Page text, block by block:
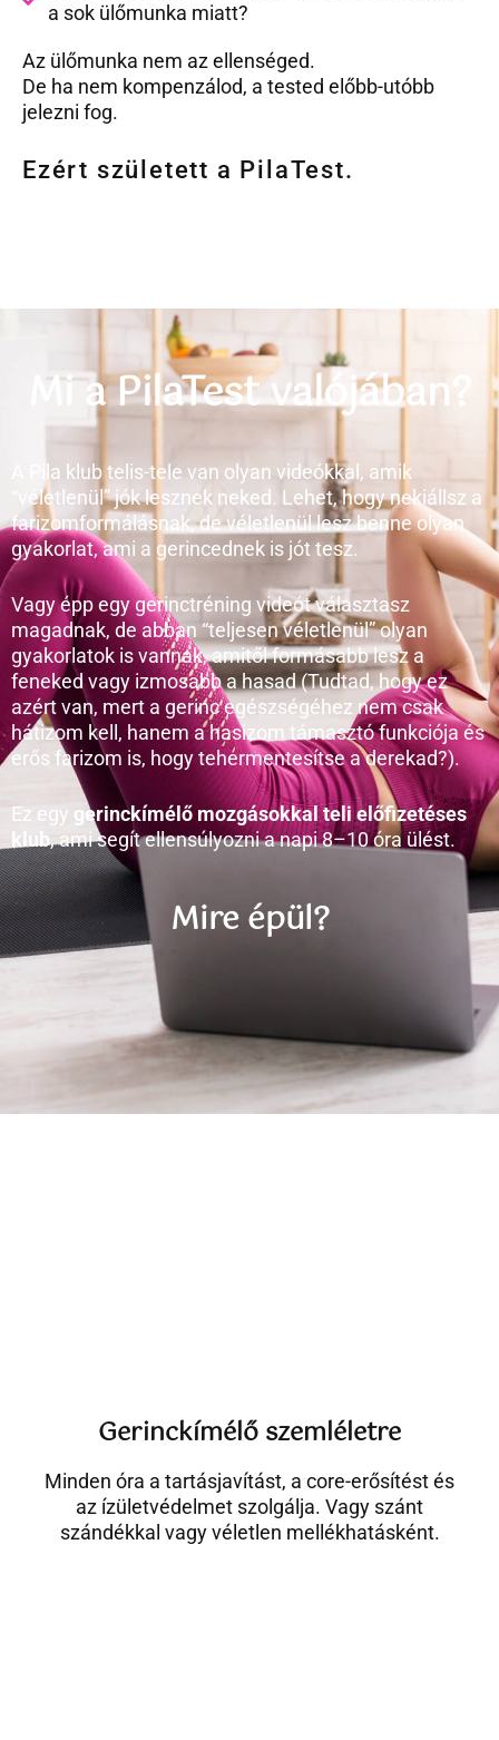
a sok ülőmunka miatt?
Az ülőmunka nem az ellenséged.
De ha nem kompenzálod, a tested előbb-utóbb
jelezni fog.
Ezért született a PilaTest.
Mi a PilaTest valójában?
A Pila klub telis-tele van olyan videókkal, amik
“véletlenül” jók lesznek neked. Lehet, hogy nekiállsz a
farizomformálásnak, de véletlenül lesz benne olyan
gyakorlat, ami a gerincednek is jót tesz.
Vagy épp egy gerinctréning videót választasz
magadnak, de abban “teljesen véletlenül” olyan
gyakorlatok is vannak, amitől formásabb lesz a
feneked vagy izmosabb a hasad (Tudtad, hogy ez
azért van, mert a gerinc egészségéhez nem csak
hátizom kell, hanem a hasizom támasztó funkciója és
erős farizom is, hogy tehermentesítse a derekad?).
Ez egy gerinckímélő mozgásokkal teli előfizetéses
klub, ami segít ellensúlyozni a napi 8–10 óra ülést.
Mire épül?
Gerinckímélő szemléletre
Minden óra a tartásjavítást, a core-erősítést és
az ízületvédelmet szolgálja. Vagy szánt
szándékkal vagy véletlen mellékhatásként.